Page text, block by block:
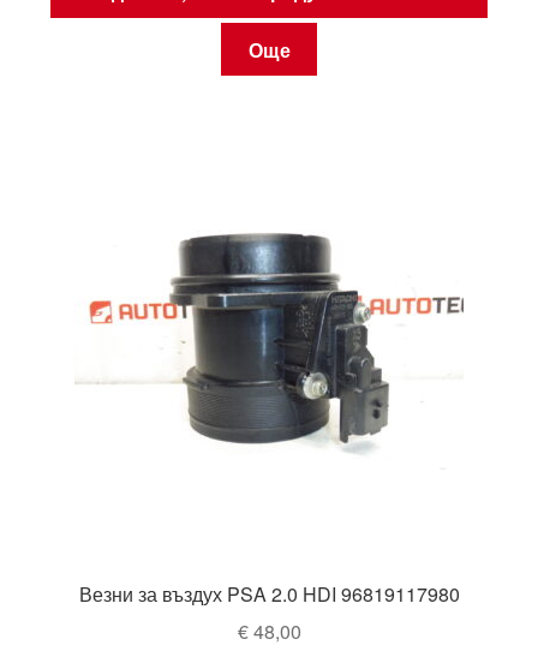
Още
Везни за въздух PSA 2.0 HDI 96819117980
€48,00